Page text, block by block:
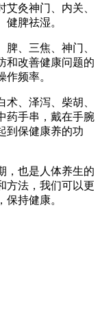
灸神门、内关、
脾祛湿。
、三焦、神门、
和改善健康问题的
频率。
、泽泻、柴胡、
药手串，戴在手腕
到保健康养的功
也是人体养生的
方法，我们可以更
持健康。